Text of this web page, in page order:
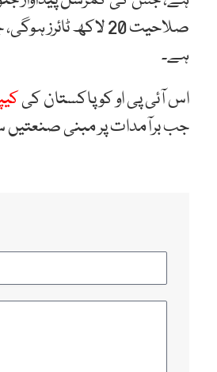
ہے۔
اس آئی پی او کو پاکستان کی
جب برآمدات پر مبنی صنعتیں